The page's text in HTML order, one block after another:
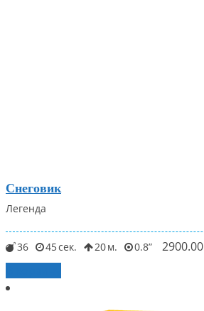
Снеговик
Легенда
36 45 20 0.8 2900.00